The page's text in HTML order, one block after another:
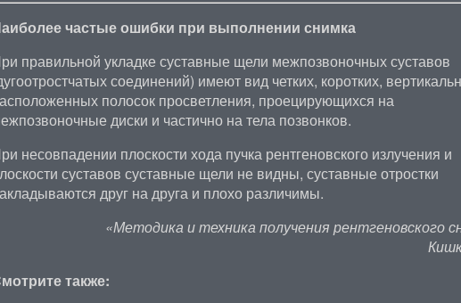
частые ошибки при выполнении снимка
правильной укладке суставные щели межпозвоночных суставов
соединений) имеют вид четких, коротких,
полосок просветления, проецирующихся на
диски и частично на тела позвонков.
несовпадении плоскости хода пучка рентгеновского излучения и
суставов суставные щели не видны, суставные отростки
друг на друга и плохо различимы.
«Методика и техника получения рентгеновского
также: